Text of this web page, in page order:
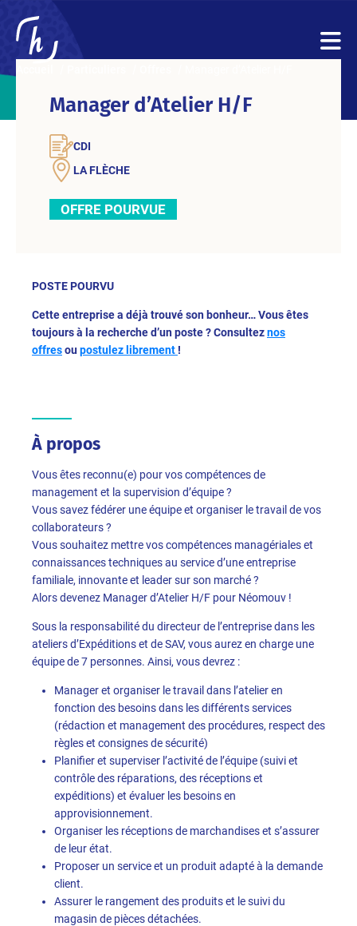
Manager d’Atelier H/F
CDI
LA FLÈCHE
OFFRE POURVUE
POSTE POURVU
Cette entreprise a déjà trouvé son bonheur… Vous êtes
toujours à la recherche d’un poste ? Consulteznos
offresoupostulez librement !
À propos
Vous êtes reconnu(e) pour vos compétences de
management et la supervision d’équipe ?
Vous savez fédérer une équipe et organiser le travail de vos
collaborateurs ?
Vous souhaitez mettre vos compétences managériales et
connaissances techniques au service d’une entreprise
familiale, innovante et leader sur son marché ?
Alors devenez Manager d’Atelier H/F pour Néomouv !
Sous la responsabilité du directeur de l’entreprise dans les
ateliers d’Expéditions et de SAV, vous aurez en charge une
équipe de 7 personnes. Ainsi, vous devrez :
Manager et organiser le travail dans l’atelier en
fonction des besoins dans les différents services
(rédaction et management des procédures, respect des
règles et consignes de sécurité)
Planifier et superviser l’activité de l’équipe (suivi et
contrôle des réparations, des réceptions et
expéditions) et évaluer les besoins en
approvisionnement.
Organiser les réceptions de marchandises et s’assurer
de leur état.
Proposer un service et un produit adapté à la demande
client.
Assurer le rangement des produits et le suivi du
magasin de pièces détachées.